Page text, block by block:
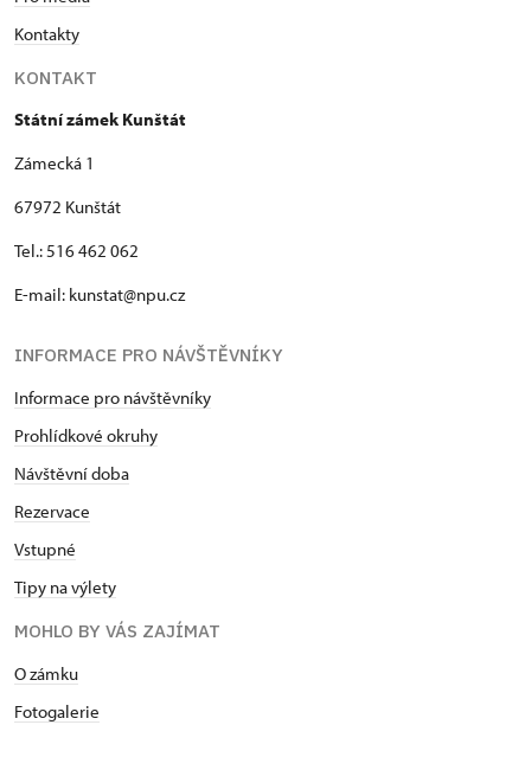
Kontakty
KONTAKT
Státní zámek Kunštát
Zámecká 1
67972 Kunštát
Tel.: 516 462 062
E-mail: kunstat@npu.cz
INFORMACE PRO NÁVŠTĚVNÍKY
Informace pro návštěvníky
Prohlídkové okruhy
Návštěvní doba
Rezervace
Vstupné
Tipy na výlety
MOHLO BY VÁS ZAJÍMAT
O zámku
Fotogalerie